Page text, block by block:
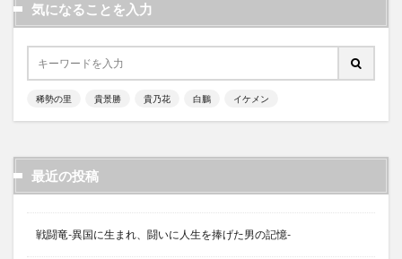
気になることを入力
稀勢の里 貴景勝 貴乃花 白鵬 イケメン
最近の投稿
戦闘竜-異国に生まれ、闘いに人生を捧げた男の記憶-